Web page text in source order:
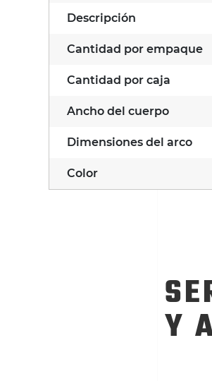
Descripción
Cantidad por empaque
Cantidad por caja
Ancho del cuerpo
Dimensiones del arco
Color
Y